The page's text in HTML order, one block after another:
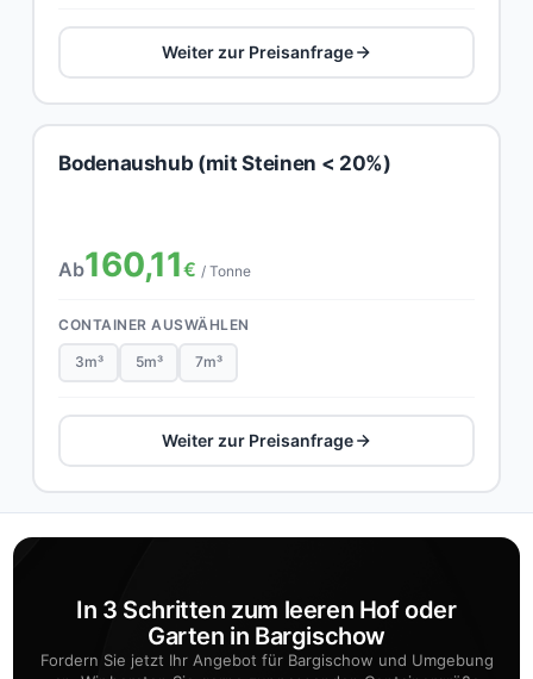
Weiter zur Preisanfrage
Bodenaushub (mit Steinen < 20%)
Ab160,11€ / Tonne
CONTAINER AUSWÄHLEN
3m³ 5m³ 7m³
Weiter zur Preisanfrage
In 3 Schritten zum leeren Hof oder
Garten in Bargischow
Fordern Sie jetzt Ihr Angebot für Bargischow und Umgebung